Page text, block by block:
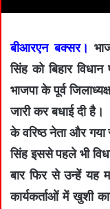
बीआरएन बक्सर।
सिंह को बिहार
भाजपा के पूर्व
जारी कर बधाई दी
के वरिष्ठ नेता और गया
सिंह इससे पहले भी
बार फिर से उन्हें यह
कार्यकर्ताओं में खुशी